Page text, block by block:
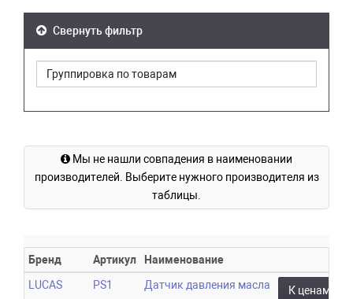
Свернуть фильтр
Мы не нашли совпадения в наименовании
производителей. Выберите нужного производителя из
таблицы.
Бренд Артикул
Наименование
LUCAS
PS1 Датчик давления масла К ценам